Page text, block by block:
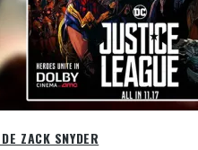
ZACK SNYDER